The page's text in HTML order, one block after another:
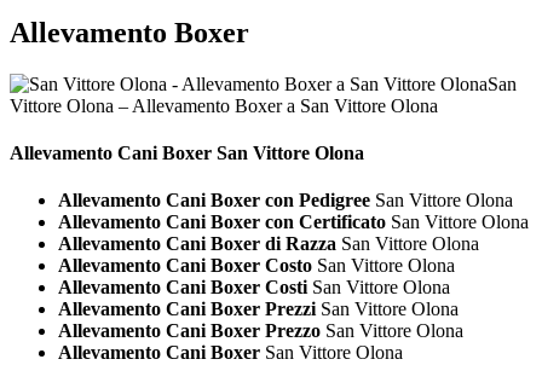
Allevamento Boxer
San
Vittore Olona – Allevamento Boxer a San Vittore Olona
Allevamento Cani Boxer San Vittore Olona
Allevamento Cani Boxer con Pedigree San Vittore Olona
Allevamento Cani Boxer con Certificato San Vittore Olona
Allevamento Cani Boxer di Razza San Vittore Olona
Allevamento Cani Boxer Costo San Vittore Olona
Allevamento Cani Boxer Costi San Vittore Olona
Allevamento Cani Boxer Prezzi San Vittore Olona
Allevamento Cani Boxer Prezzo San Vittore Olona
Allevamento Cani Boxer San Vittore Olona